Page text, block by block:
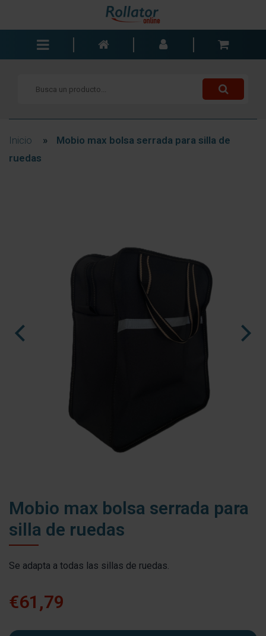
Sillas de ruedas
Carros de la compra
es
Inicio »
Mobio max bolsa serrada para silla de
ruedas
Mobio max bolsa serrada para
silla de ruedas
Se adapta a todas las sillas de ruedas.
€61,79